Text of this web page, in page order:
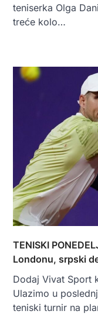
teniserka Olga
treće kolo…
TENISKI
Londonu, srpski
Dodaj Vivat Sport
Ulazimo u
teniski turnir na